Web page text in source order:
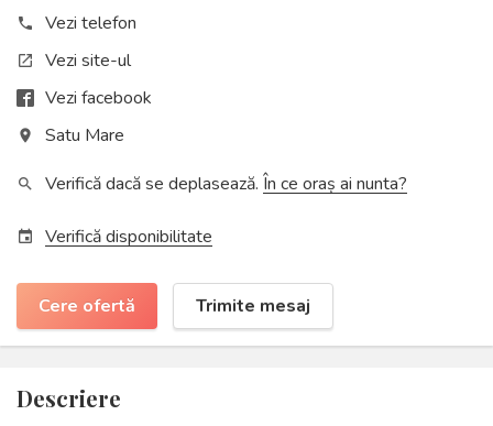
phone Vezi telefon
open_in_new
Vezi site-ul
Vezi facebook
place Satu Mare
search Verifică dacă se deplasează. În ce oraș ai nunta?
event Verifică disponibilitate
Cere ofertă Trimite mesaj
Descriere